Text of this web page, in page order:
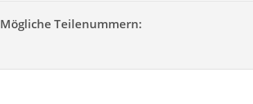
Mögliche Teilenummern: